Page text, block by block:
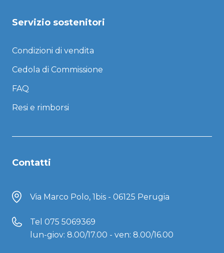
Servizio sostenitori
Condizioni di vendita
Cedola di Commissione
FAQ
Resi e rimborsi
Contatti
Via Marco Polo, 1bis - 06125 Perugia
Tel 075 5069369
lun-giov: 8.00/17.00 - ven: 8.00/16.00